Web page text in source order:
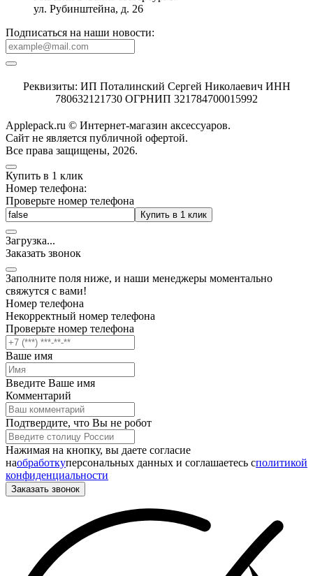
ул. Рубинштейна, д. 26
Подписаться на наши новости:
Реквизиты: ИП Поталинский Сергей Николаевич ИНН
780632121730 ОГРНИП 321784700015992
Applepack.ru © Интернет-магазин аксессуаров.
Cайт не является публичной офертой.
Все права защищены, 2026.
Купить в 1 клик
Номер телефона:
Проверьте номер телефона
Купить в 1 клик
Загрузка...
Заказать звонок
Заполните поля ниже, и наши менеджеры моментально
свяжутся с вами!
Номер телефона
Некорректный номер телефона
Проверьте номер телефона
Ваше имя
Введите Ваше имя
Комментарий
Подтвердите, что Вы не робот
Нажимая на кнопку, вы даете согласие
наобработкуперсональных данных и соглашаетесь cполитикой
конфиденциальности
Заказать звонок